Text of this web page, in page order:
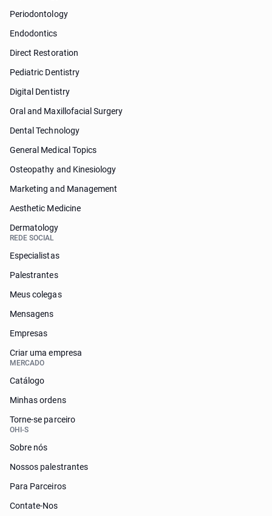
Periodontology
Endodontics
Direct Restoration
Pediatric Dentistry
Digital Dentistry
Oral and Maxillofacial Surgery
Dental Technology
General Medical Topics
Osteopathy and Kinesiology
Marketing and Management
Aesthetic Medicine
Dermatology
REDE SOCIAL
Especialistas
Palestrantes
Meus colegas
Mensagens
Empresas
Criar uma empresa
MERCADO
Catálogo
Minhas ordens
Torne-se parceiro
OHI-S
Sobre nós
Nossos palestrantes
Para Parceiros
Contate-Nos